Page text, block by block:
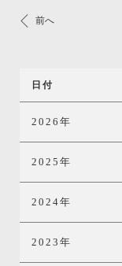
前へ
日付
2026年
2025年
2024年
2023年